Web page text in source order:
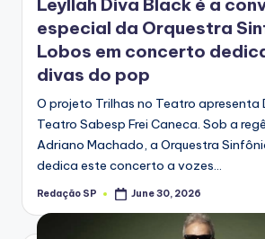
especial da Orquestra
Lobos em concerto
divas do pop
O projeto Trilhas no Teatro apresenta
Teatro Sabesp Frei Caneca. Sob a
Adriano Machado, a Orquestra
dedica este concerto a vozes…
Posted
Redação SP June 30, 2026